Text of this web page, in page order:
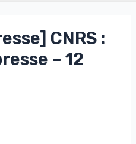
CNRS :
– 12